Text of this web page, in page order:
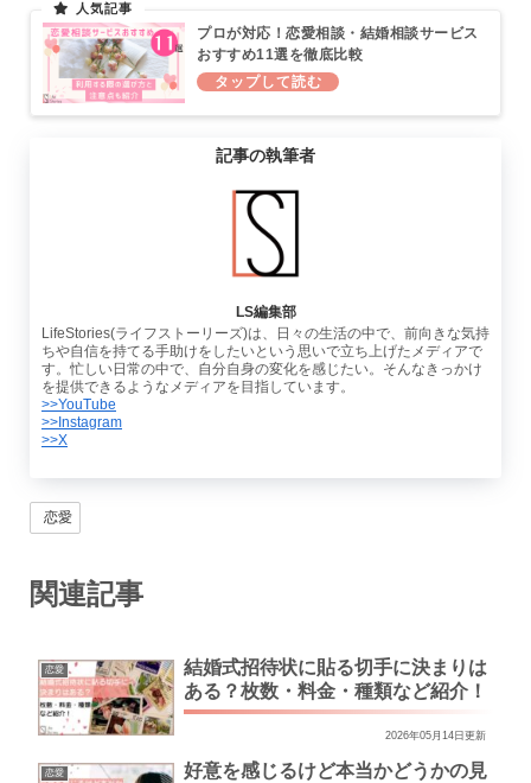
プロが対応！恋愛相談・結婚相談サービス
おすすめ11選を徹底比較
記事の執筆者
LS編集部
LifeStories(ライフストーリーズ)は、日々の生活の中で、前向きな気持
ちや自信を持てる手助けをしたいという思いで立ち上げたメディアで
す。忙しい日常の中で、自分自身の変化を感じたい。そんなきっかけ
を提供できるようなメディアを目指しています。
>>YouTube
>>Instagram
>>X
恋愛
関連記事
恋愛
結婚式招待状に貼る切手に決まりは
ある？枚数・料金・種類など紹介！
2026年05月14日更新
恋愛
好意を感じるけど本当かどうかの見